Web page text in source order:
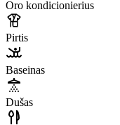
Oro kondicionierius
Pirtis
Baseinas
Dušas